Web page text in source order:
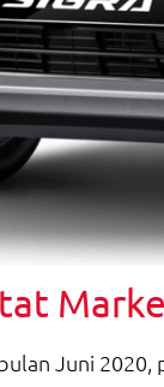
Juni